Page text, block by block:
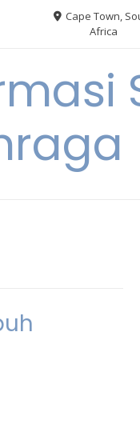
Cape Town,
Africa